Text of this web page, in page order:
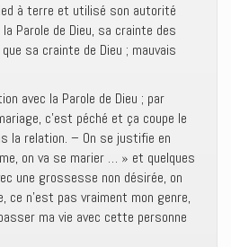
à terre et utilisé son autorité
Parole de Dieu, sa crainte des
sa crainte de Dieu ; mauvais
avec la Parole de Dieu ; par
c’est péché et ça coupe le
la relation. – On se justifie en
on va se marier … » et quelques
une grossesse non désirée, on
ce n’est pas vraiment mon genre,
ma vie avec cette personne